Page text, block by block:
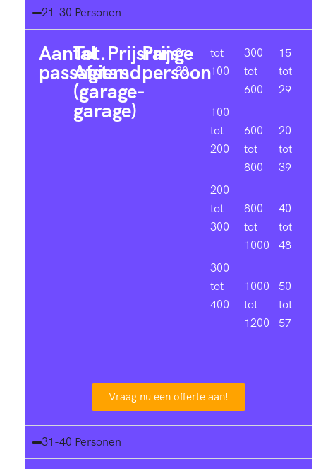
21-30 Personen
Aantal
passagiers
Tot.
Afstand
(garage-
garage)
Prijsrange
Prijs
persoon
21-
30
tot
100
100
tot
200
200
tot
300
300
tot
400
300
tot
600
600
tot
800
800
tot
1000
1000
tot
1200
15
tot
29
20
tot
39
40
tot
48
50
tot
57
Vraag nu een offerte aan!
31-40 Personen